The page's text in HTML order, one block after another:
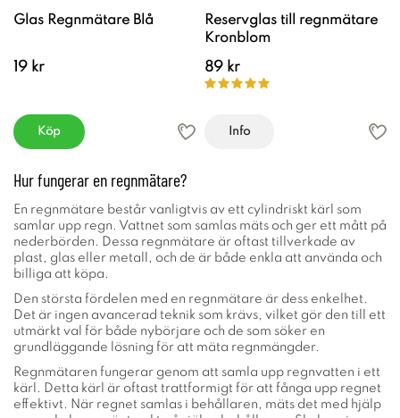
Glas Regnmätare Blå
19 kr
Köp
Reservglas till regnmätare
Kronblom
89 kr
Info
Hur fungerar en regnmätare?
En regnmätare består vanligtvis av ett cylindriskt kärl som
samlar upp regn. Vattnet som samlas mäts och ger ett mått på
nederbörden. Dessa regnmätare är oftast tillverkade av
plast, glas eller metall, och de är både enkla att använda och
billiga att köpa.
Den största fördelen med en regnmätare är dess enkelhet.
Det är ingen avancerad teknik som krävs, vilket gör den till ett
utmärkt val för både nybörjare och de som söker en
grundläggande lösning för att mäta regnmängder.
Regnmätaren fungerar genom att samla upp regnvatten i ett
kärl. Detta kärl är oftast trattformigt för att fånga upp regnet
effektivt. När regnet samlas i behållaren, mäts det med hjälp